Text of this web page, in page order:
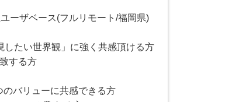
ーザベース(フルリモート/福岡県)
たい世界観」に強く共感頂ける方
する方
のバリューに共感できる方